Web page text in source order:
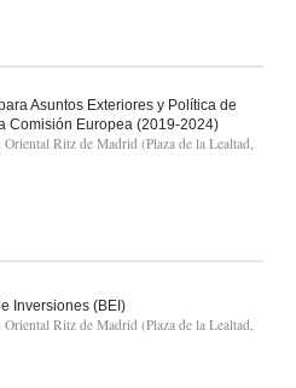
Asuntos Exteriores y Política de
Comisión Europea (2019-2024)
Ritz de Madrid (Plaza de la Lealtad,
Inversiones (BEI)
Ritz de Madrid (Plaza de la Lealtad,